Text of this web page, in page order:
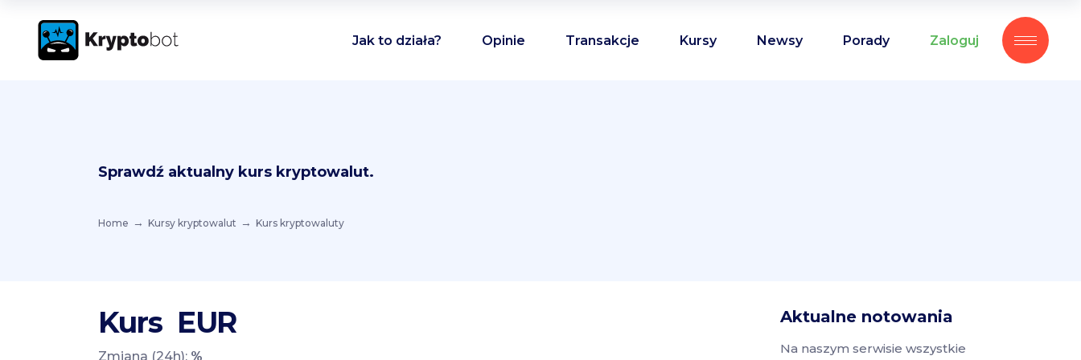
Jak to działa? Opinie Transakcje Kursy Newsy Porady Zaloguj
Sprawdź aktualny kurs kryptowalut.
Home Kursy kryptowalut Kurs kryptowaluty
Kurs EUR
Zmiana (24h): %
Aktualne notowania
Na naszym serwisie wszystkie